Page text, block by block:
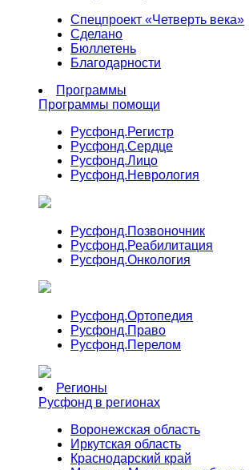
Спецпроект «Четверть века»
Сделано
Бюллетень
Благодарности
Программы
Программы помощи
Русфонд.Регистр
Русфонд.Сердце
Русфонд.Лицо
Русфонд.Неврология
Русфонд.Позвоночник
Русфонд.Реабилитация
Русфонд.Онкология
Русфонд.Ортопедия
Русфонд.Право
Русфонд.Перелом
Регионы
Русфонд в регионах
Воронежская область
Иркутская область
Краснодарский край